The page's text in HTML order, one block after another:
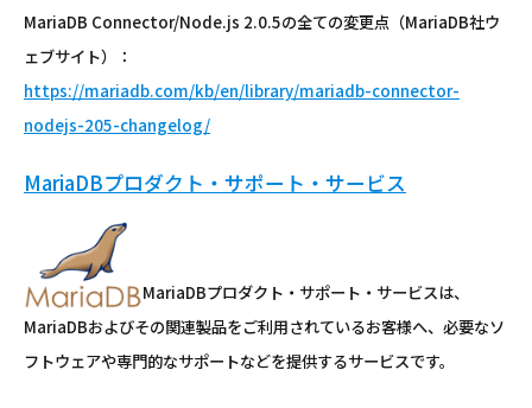
MariaDB Connector/Node.js 2.0.5の全ての変更点（MariaDB社ウ
ェブサイト）：
https://mariadb.com/kb/en/library/mariadb-connector-
nodejs-205-changelog/
MariaDBプロダクト・サポート・サービス
MariaDBプロダクト・サポート・サービスは、
MariaDBおよびその関連製品をご利用されているお客様へ、必要なソ
フトウェアや専門的なサポートなどを提供するサービスです。